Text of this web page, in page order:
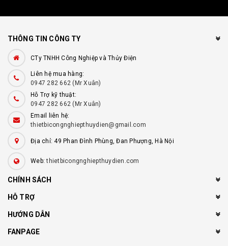
THÔNG TIN CÔNG TY
CTy TNHH Công Nghiệp và Thủy Điện
Liên hệ mua hàng:
0947 282 662 (Mr Xuân)
Hỗ Trợ kỹ thuật:
0947 282 662 (Mr Xuân)
Email liên hệ:
thietbicongnghiepthuydien@gmail.com
Địa chỉ: 49 Phan Đình Phùng, Đan Phượng, Hà Nội
Web:thietbicongnghiepthuydien.com
CHÍNH SÁCH
HỖ TRỢ
HƯỚNG DẪN
FANPAGE